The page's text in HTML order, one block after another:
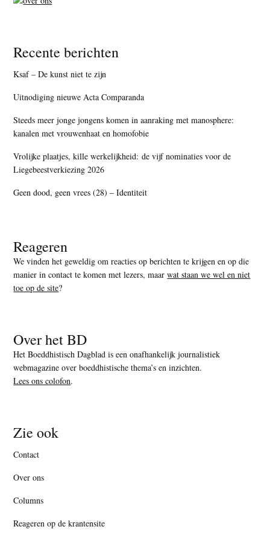
Recente berichten
Ksaf – De kunst niet te zijn
Uitnodiging nieuwe Acta Comparanda
Steeds meer jonge jongens komen in aanraking met manosphere:
kanalen met vrouwenhaat en homofobie
Vrolijke plaatjes, kille werkelijkheid: de vijf nominaties voor de
Liegebeestverkiezing 2026
Geen dood, geen vrees (28) – Identiteit
Reageren
We vinden het geweldig om reacties op berichten te krijgen en op die
manier in contact te komen met lezers, maarwat staan we wel en niet
toe op de site?
Over het BD
Het Boeddhistisch Dagblad is een onafhankelijk journalistiek
webmagazine over boeddhistische thema’s en inzichten.
Lees ons colofon.
Zie ook
Contact
Over ons
Columns
Reageren op de krantensite